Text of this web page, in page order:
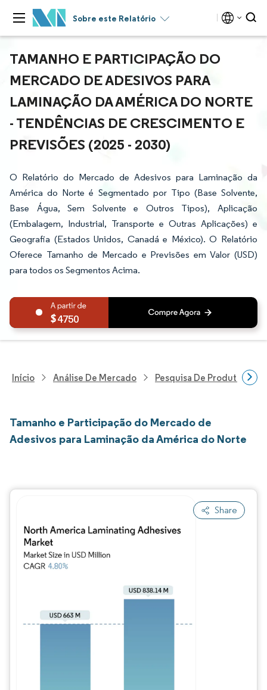
Sobre este Relatório
TAMANHO E PARTICIPAÇÃO DO
MERCADO DE ADESIVOS PARA
LAMINAÇÃO DA AMÉRICA DO NORTE
- TENDÊNCIAS DE CRESCIMENTO E
PREVISÕES (2025 - 2030)
O Relatório do Mercado de Adesivos para Laminação da
América do Norte é Segmentado por Tipo (Base Solvente,
Base Água, Sem Solvente e Outros Tipos), Aplicação
(Embalagem, Industrial, Transporte e Outras Aplicações) e
Geografia (Estados Unidos, Canadá e México). O Relatório
Oferece Tamanho de Mercado e Previsões em Valor (USD)
para todos os Segmentos Acima.
4750
Início Análise De Mercado Pesquisa De Produtos
Tamanho e Participação do Mercado de
Adesivos para Laminação da América do Norte
Share